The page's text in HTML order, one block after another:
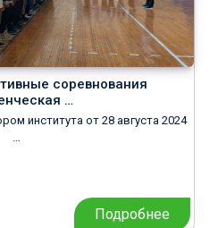
соревнования
…
института от 28 августа 2024
…
Подробнее